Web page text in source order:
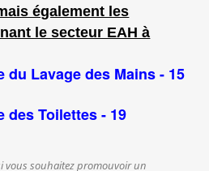
également les
le secteur EAH à
du Lavage des Mains - 15
des Toilettes - 19
souhaitez promouvoir un